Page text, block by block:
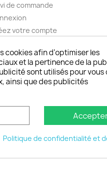
de commande
votre compte
cookies afin d'optimiser les
et la pertinence de la
sont utilisés pour
ainsi que des publicités
Politique de confidentialité et